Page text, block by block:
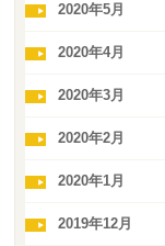
2020年5月
2020年4月
2020年3月
2020年2月
2020年1月
2019年12月